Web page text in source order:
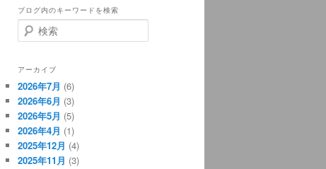
ブログ内のキーワードを検索
検
索
アーカイブ
2026年7月 (6)
2026年6月 (3)
2026年5月 (5)
2026年4月 (1)
2025年12月 (4)
2025年11月 (3)